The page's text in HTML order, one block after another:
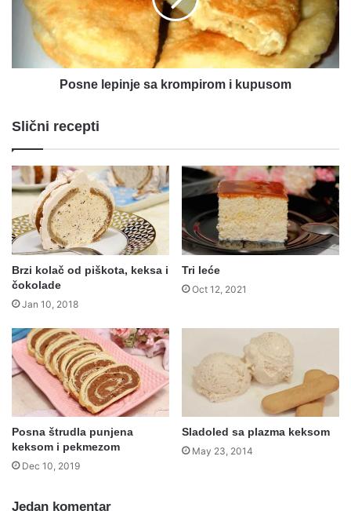
kupusom
Posne lepinje sa krompirom i kupusom
Slični recepti
Brzi kolač od piškota, keksa i
čokolade
Jan 10, 2018
Tri leće
Oct 12, 2021
Posna štrudla punjena
keksom i pekmezom
Dec 10, 2019
Sladoled sa plazma keksom
May 23, 2014
Jedan komentar